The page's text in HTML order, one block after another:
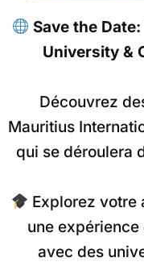
Save the
University &
Découvrez
Mauritius
qui se déroulera
Explorez votre
une
avec des